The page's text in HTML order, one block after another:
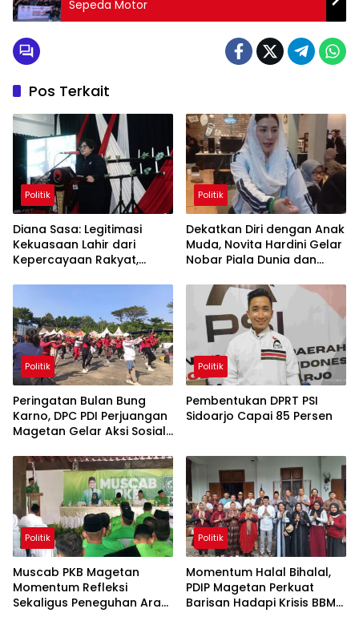
Sepeda Motor
Pos Terkait
Politik
Diana Sasa: Legitimasi
Kekuasaan Lahir dari
Kepercayaan Rakyat,
Politik
Dekatkan Diri dengan Anak
Muda, Novita Hardini Gelar
Nobar Piala Dunia dan
di Ponorogo
Politik
Peringatan Bulan Bung
Karno, DPC PDI Perjuangan
Magetan Gelar Aksi Sosial
Pagelaran Budaya Hingga
Diskusi
Politik
Pembentukan DPRT PSI
Sidoarjo Capai 85 Persen
Politik
Muscab PKB Magetan
Momentum Refleksi
Sekaligus Peneguhan Arah
Politik
Momentum Halal Bihalal,
PDIP Magetan Perkuat
Barisan Hadapi Krisis BBM